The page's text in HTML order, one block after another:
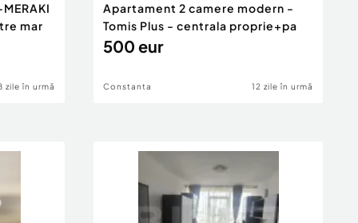
mar
zile în urmă
Apartament 2 camere modern -
Tomis Plus - centrala proprie+pa
500 eur
Constanta 12 zile în urmă